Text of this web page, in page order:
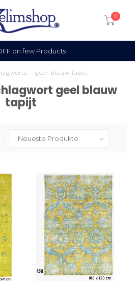
0
on few Products
geel blauw tapijt
geel blauw
tapijt